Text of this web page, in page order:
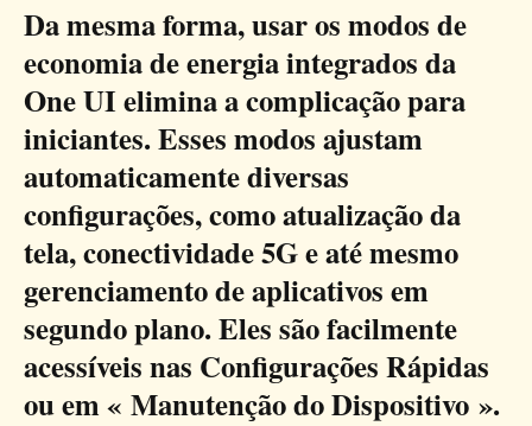
Da mesma forma, usar os modos de
economia de energia integrados da
One UI elimina a complicação para
iniciantes. Esses modos ajustam
automaticamente diversas
configurações, como atualização da
tela, conectividade 5G e até mesmo
gerenciamento de aplicativos em
segundo plano. Eles são facilmente
acessíveis nas Configurações Rápidas
ou em « Manutenção do Dispositivo ».